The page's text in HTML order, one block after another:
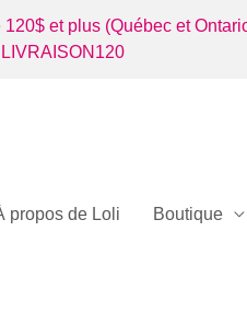
et plus (Québec et
propos de Loli Boutique